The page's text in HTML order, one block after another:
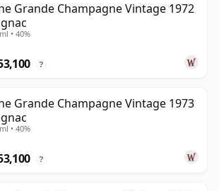
Grande Champagne Vintage 1972
• 40%
?
Grande Champagne Vintage 1973
• 40%
?